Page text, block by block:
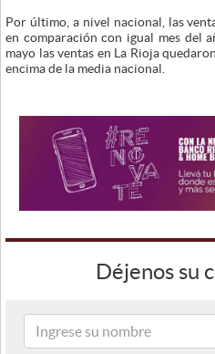
Por último, a nivel nacional, las
en comparación con igual mes del
mayo las ventas en La Rioja
encima de la media nacional.
Déjenos su